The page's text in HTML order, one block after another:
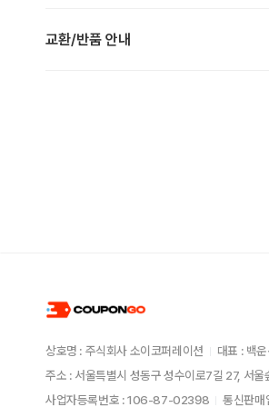
교환/반품 안내
상호명 : 주식회사 소이코퍼레이션
대표 : 백
주소 : 서울특별시 성동구 성수이로7길 27, 서
사업자등록번호 : 106-87-02398
통신판